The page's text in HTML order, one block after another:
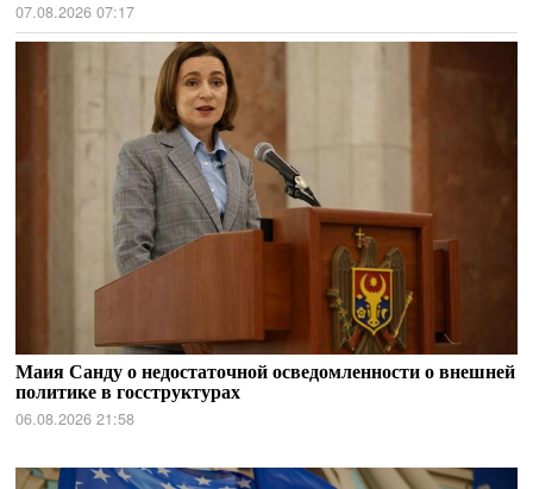
07.08.2026 07:17
Маия Санду о недостаточной осведомленности о внешней
политике в госструктурах
06.08.2026 21:58